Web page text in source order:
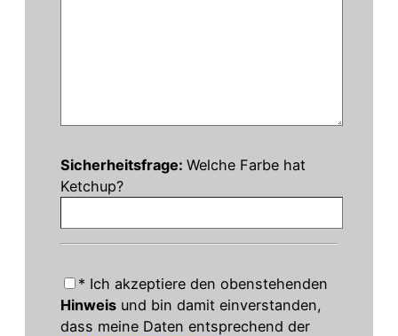
lasse
dieses
leer.
Sicherheitsfrage: Welche Farbe hat
Ketchup?
* Ich akzeptiere den obenstehenden
Hinweis und bin damit einverstanden,
dass meine Daten entsprechend der